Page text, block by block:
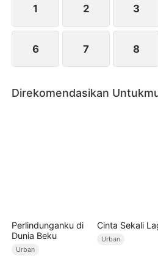
1 2 3
6 7 8
Direkomendasikan
Perlindunganku di
Dunia Beku
Urban
Cinta Sekali
Urban